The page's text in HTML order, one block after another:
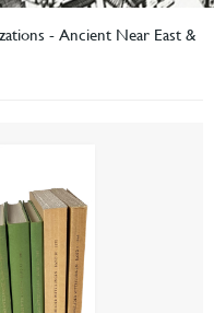
- Ancient Near East &